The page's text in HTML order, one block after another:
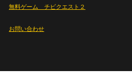
無料ゲーム チビクエスト２
お問い合わせ